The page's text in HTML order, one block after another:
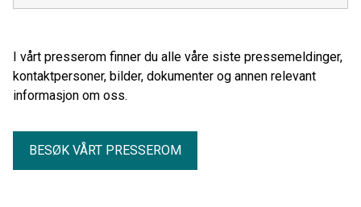
I vårt presserom finner du alle våre siste pressemeldinger,
kontaktpersoner, bilder, dokumenter og annen relevant
informasjon om oss.
BESØK VÅRT PRESSEROM